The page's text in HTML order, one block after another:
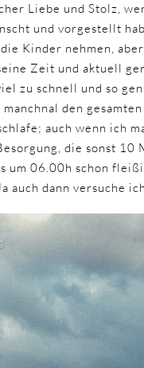
Liebe und Stolz,
und vorgestellt
Kinder nehmen,
Zeit und aktuell
zu schnell und so
den
auch wenn ich
die sonst
um 06.00h schon
auch dann versuche